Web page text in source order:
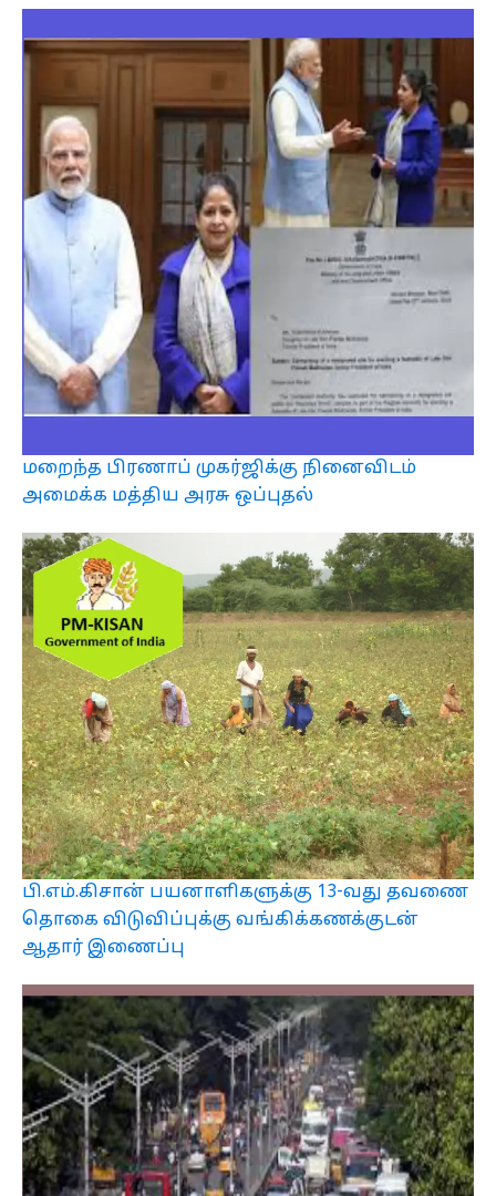
மறைந்த பிரணாப் முகர்ஜிக்கு நினைவிடம்
அமைக்க மத்திய அரசு ஒப்புதல்
பி.எம்.கிசான் பயனாளிகளுக்கு 13-வது தவணை
தொகை விடுவிப்புக்கு வங்கிக்கணக்குடன்
ஆதார் இணைப்பு